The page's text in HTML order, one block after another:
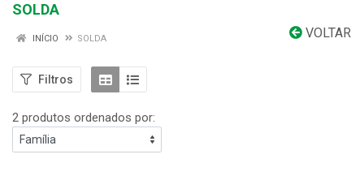
SOLDA
VOLTAR
INÍCIO SOLDA
Filtros
2 produtos ordenados por: